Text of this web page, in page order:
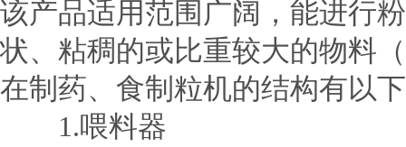
该产品适用范围广阔，能进行
状、粘稠的或比重较大的物料
在制药、食制粒机的结构有以
1.喂料器